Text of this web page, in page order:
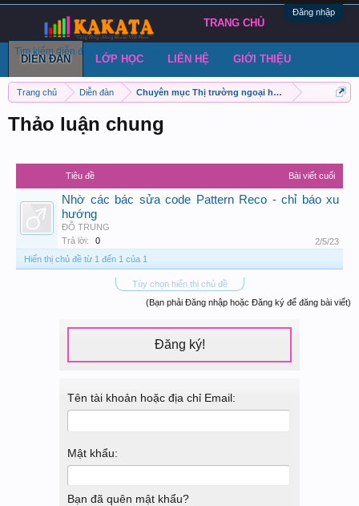
Đăng nhập
Trang chủ Diễn đàn Chuyên mục Thị trường ngoại hối - Forex
Thảo luận chung
Tiêu đề Bài viết cuối
Nhờ các bác sửa code Pattern Reco - chỉ báo xu
hướng
ĐỖ TRUNG
Trả lời:
0
2/5/23
Hiển thị chủ đề từ 1 đến 1 của 1
Tùy chọn hiển thị chủ đề
(Bạn phải Đăng nhập hoặc Đăng ký để đăng bài viết)
Đăng ký!
Tên tài khoản hoặc địa chỉ Email:
Mật khẩu:
Bạn đã quên mật khẩu?
TRANG CHỦ
DIỄN ĐÀN
Tìm kiếm diễn đàn Bài viết gần đây Đăng chủ đề
LỚP HỌC LIÊN HỆ GIỚI THIỆU